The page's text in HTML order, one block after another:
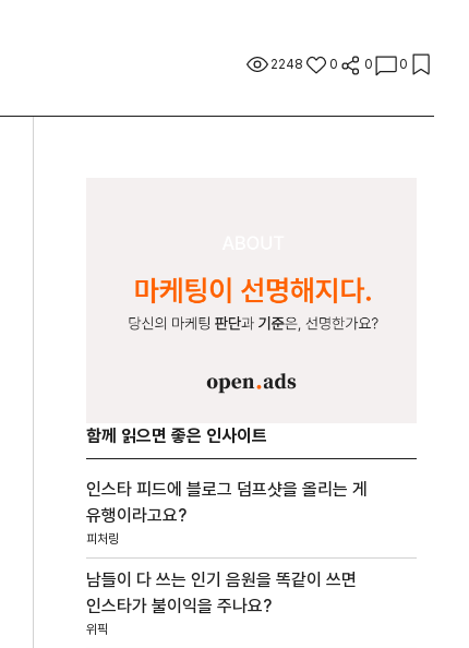
2248 0 0 0
함께 읽으면 좋은 인사이트
인스타 피드에 블로그 덤프샷을 올리는 게
유행이라고요?
피처링
남들이 다 쓰는 인기 음원을 똑같이 쓰면
인스타가 불이익을 주나요?
위픽